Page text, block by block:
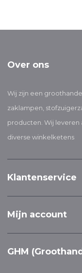
Over ons
Wij zijn een
zaklampen,
producten. Wij leveren
diverse winkelketens
Klantenservice
Mijn account
GHM